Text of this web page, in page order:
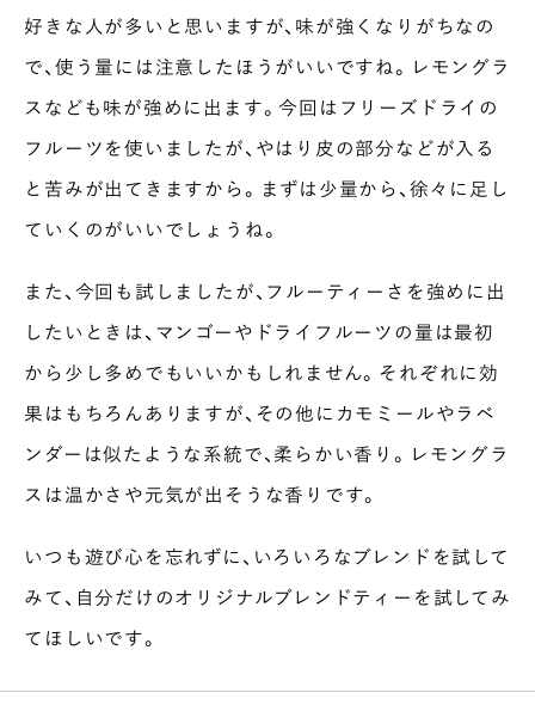
好きな人が多いと思いますが、味が強くなりがちなの
で、使う量には注意したほうがいいですね。レモングラ
スなども味が強めに出ます。今回はフリーズドライの
フルーツを使いましたが、やはり皮の部分などが入る
と苦みが出てきますから。まずは少量から、徐々に足し
ていくのがいいでしょうね。
また、今回も試しましたが、フルーティーさを強めに出
したいときは、マンゴーやドライフルーツの量は最初
から少し多めでもいいかもしれません。それぞれに効
果はもちろんありますが、その他にカモミールやラベ
ンダーは似たような系統で、柔らかい香り。レモングラ
スは温かさや元気が出そうな香りです。
いつも遊び心を忘れずに、いろいろなブレンドを試して
みて、自分だけのオリジナルブレンドティーを試してみ
てほしいです。